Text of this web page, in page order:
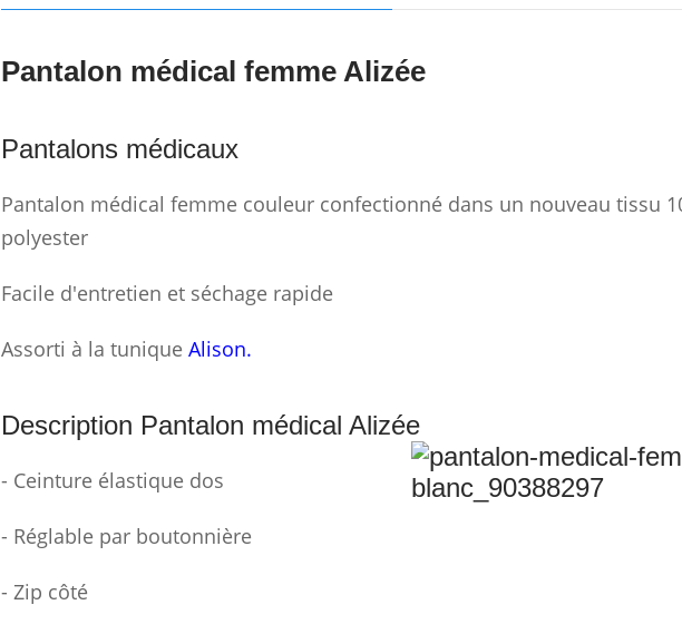
Pantalon médical femme Alizée
Pantalons médicaux
Pantalon médical femme couleur confectionné dans un nouveau tissu
polyester
Facile d'entretien et séchage rapide
Assorti à la tunique Alison.
Description Pantalon médical Alizée
- Ceinture élastique dos
- Réglable par boutonnière
- Zip côté